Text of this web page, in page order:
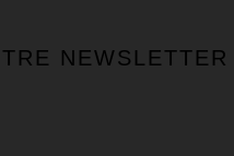
NEWSLETTER